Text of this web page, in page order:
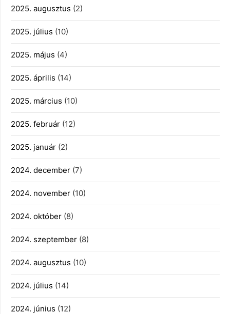
2025. augusztus (2)
2025. július (10)
2025. május (4)
2025. április (14)
2025. március (10)
2025. február (12)
2025. január (2)
2024. december (7)
2024. november (10)
2024. október (8)
2024. szeptember (8)
2024. augusztus (10)
2024. július (14)
2024. június (12)